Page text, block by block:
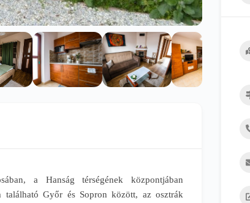
a Hanság térségének központjában
található Győr és Sopron között, az osztrák